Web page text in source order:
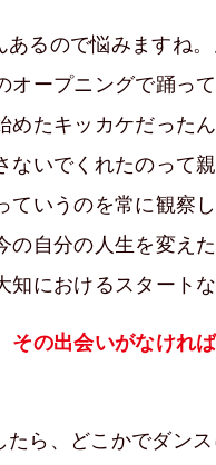
あるので悩みますね
オープニングで踊っ
めたキッカケだった
ないでくれたのって
ていうのを常に観察
の自分の人生を変え
知におけるスタート
の出会いがなけれ
たら、どこかでダン